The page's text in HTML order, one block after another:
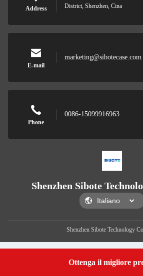
Ottenga il migliore
Address
District, Shenzhen, Cina
E-mail
marketing@sibotecase.com
Phone
0086-15099916963
Shenzhen Sibote
Shenzhen Sibote Technology